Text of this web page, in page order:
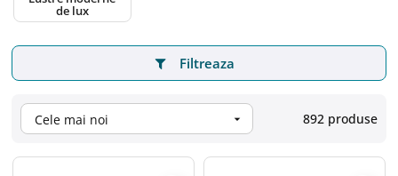
de lux
Filtreaza
Cele mai noi  892 produse